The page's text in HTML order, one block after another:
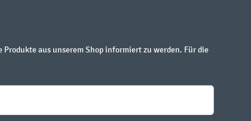
aus unserem Shop informiert zu werden. Für die